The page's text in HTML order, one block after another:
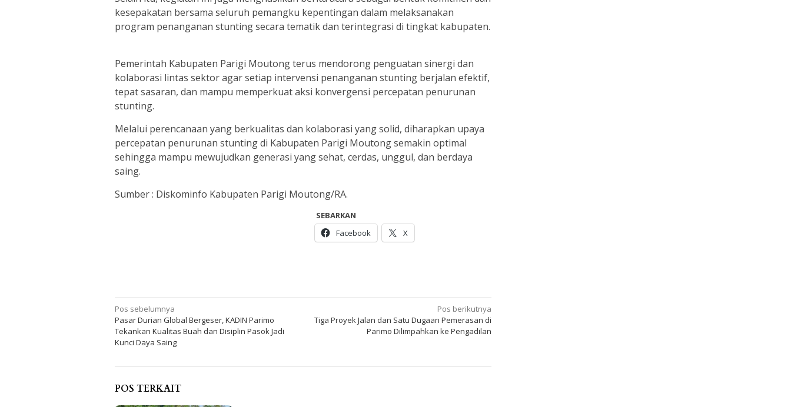
kesepakatan bersama seluruh pemangku kepentingan dalam melaksanakan
program penanganan stunting secara tematik dan terintegrasi di tingkat kabupaten.
Pemerintah Kabupaten Parigi Moutong terus mendorong penguatan sinergi dan
kolaborasi lintas sektor agar setiap intervensi penanganan stunting berjalan efektif,
tepat sasaran, dan mampu memperkuat aksi konvergensi percepatan penurunan
stunting.
Melalui perencanaan yang berkualitas dan kolaborasi yang solid, diharapkan upaya
percepatan penurunan stunting di Kabupaten Parigi Moutong semakin optimal
sehingga mampu mewujudkan generasi yang sehat, cerdas, unggul, dan berdaya
saing.
Sumber : Diskominfo Kabupaten Parigi Moutong/RA.
SEBARKAN
Facebook
X
Navigasi
pos
Pos sebelumnya
Pasar Durian Global Bergeser, KADIN Parimo
Tekankan Kualitas Buah dan Disiplin Pasok Jadi
Kunci Daya Saing
Pos berikutnya
Tiga Proyek Jalan dan Satu Dugaan Pemerasan di
Parimo Dilimpahkan ke Pengadilan
POS TERKAIT